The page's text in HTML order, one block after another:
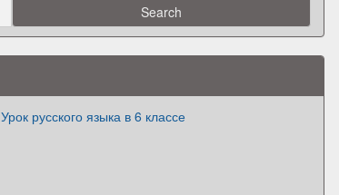
Урок русского языка в 6 классе